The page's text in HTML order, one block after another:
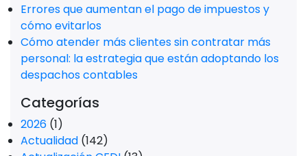
Errores que aumentan el pago de impuestos y
cómo evitarlos
Cómo atender más clientes sin contratar más
personal: la estrategia que están adoptando los
despachos contables
Categorías
2026 (1)
Actualidad (142)